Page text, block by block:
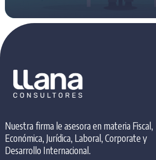
Nuestra firma le asesora en materia Fiscal,
Económica, Jurídica, Laboral, Corporate y
Desarrollo Internacional.